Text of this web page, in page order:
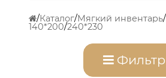
Каталог Мягкий инвентарь
140*200 240*230
Фильтр